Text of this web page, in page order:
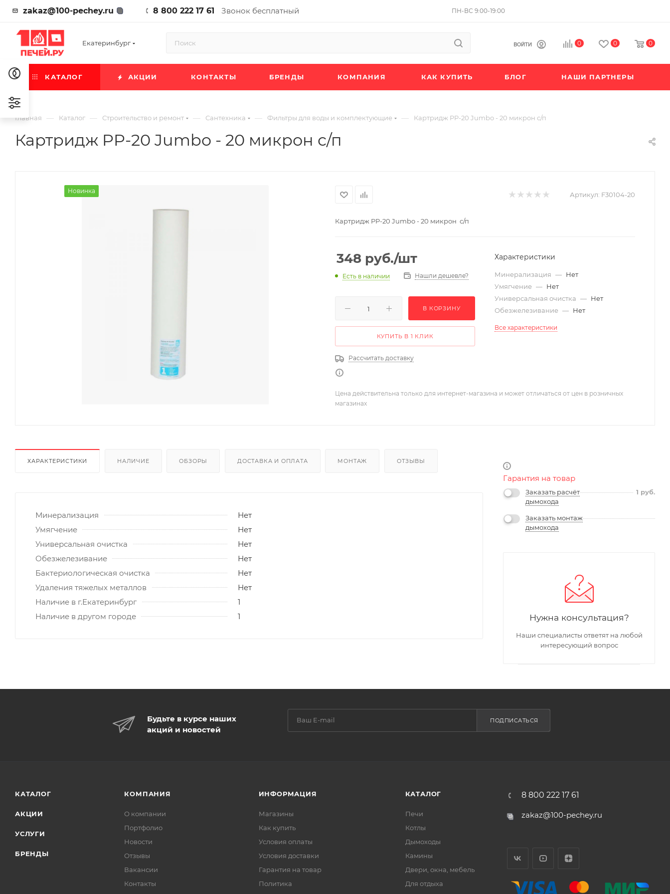
zakaz@100-pechey.ru 8 800 222 17 61 Звонок бесплатный ПН-ВС 9:00-19:00
Екатеринбург ВОЙТИ 0 0 0
КАТАЛОГ АКЦИИ КОНТАКТЫ БРЕНДЫ КОМПАНИЯ КАК КУПИТЬ БЛОГ НАШИ ПАРТНЕРЫ
Главная — Каталог — Строительство и ремонт — Сантехника — Фильтры для воды и комплектующие — Картридж PP-20 Jumbo - 20 микрон с/п
Картридж PP-20 Jumbo - 20 микрон с/п
Новинка Артикул: F30104-20
Картридж PP-20 Jumbo - 20 микрон с/п
348 руб./шт
Есть в наличии Нашли дешевле?
В КОРЗИНУ
КУПИТЬ В 1 КЛИК
Рассчитать доставку
Характеристики
Минерализация — Нет
Умягчение — Нет
Универсальная очистка — Нет
Обезжелезивание — Нет
Все характеристики
Цена действительна только для интернет-магазина и может отличаться от цен в розничных
магазинах
ХАРАКТЕРИСТИКИ НАЛИЧИЕ ОБЗОРЫ ДОСТАВКА И ОПЛАТА МОНТАЖ ОТЗЫВЫ
Минерализация
Нет
Умягчение
Нет
Универсальная очистка
Нет
Обезжелезивание
Нет
Бактериологическая очистка
Нет
Удаления тяжелых металлов
Нет
Наличие в г.Екатеринбург
1
Наличие в другом городе
1
Гарантия на товар
Заказать расчёт
дымохода
1 руб.
Заказать монтаж
дымохода
Нужна консультация?
Наши специалисты ответят на любой
интересующий вопрос
Будьте в курсе наших
акций и новостей
ПОДПИСАТЬСЯ
КАТАЛОГ
АКЦИИ
УСЛУГИ
БРЕНДЫ
КОМПАНИЯ
О компании
Портфолио
Новости
Отзывы
Вакансии
Контакты
ИНФОРМАЦИЯ
Магазины
Как купить
Условия оплаты
Условия доставки
Гарантия на товар
Политика
КАТАЛОГ
Печи
Котлы
Дымоходы
Камины
Двери, окна, мебель
Для отдыха
8 800 222 17 61
zakaz@100-pechey.ru